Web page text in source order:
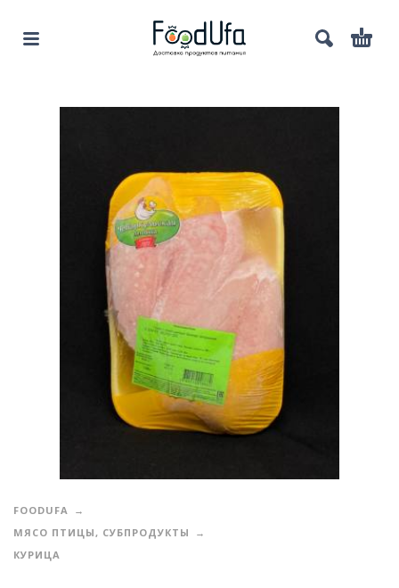
FOODUFA
МЯСО ПТИЦЫ, СУБПРОДУКТЫ
КУРИЦА